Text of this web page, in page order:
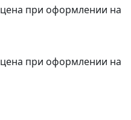
цена при оформлении на
цена при оформлении на